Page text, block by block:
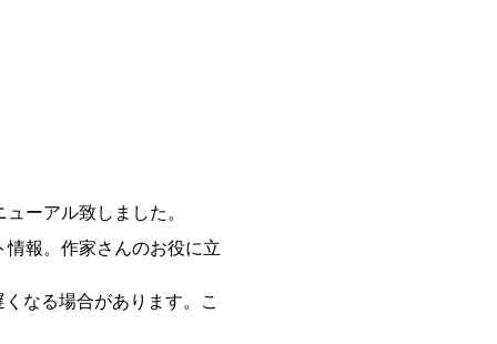
ーアル致しました。
報。作家さんのお役に立
なる場合があります。こ